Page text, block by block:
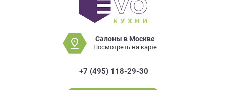
Салоны в Москве
Посмотреть на карте
+7 (495) 118-29-30